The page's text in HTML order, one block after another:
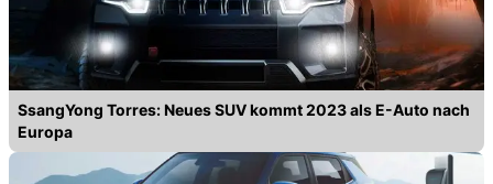
SsangYong Torres: Neues SUV kommt 2023 als E-Auto nach
Europa